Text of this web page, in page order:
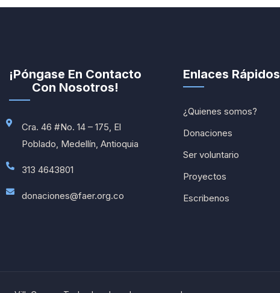
¡Póngase En Contacto
Con Nosotros!
Cra. 46 #No. 14 – 175, El
Poblado, Medellín, Antioquia
313 4643801
donaciones@faer.org.co
Enlaces Rápidos
¿Quienes somos?
Donaciones
Ser voluntario
Proyectos
Escribenos